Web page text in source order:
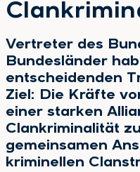
Vertreter des
Bundesländer
entscheidenden
Ziel: Die Kräfte
einer starken
Clankriminalität
gemeinsamen
kriminellen